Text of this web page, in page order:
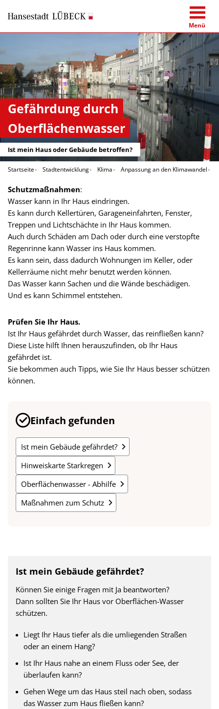
Menü
Gefährdung durch
Oberflächenwasser
Ist mein Haus oder Gebäude betroffen?
Startseite Stadtentwicklung Klima Anpassung an den Klimawandel
Schutzmaßnahmen:
Wasser kann in Ihr Haus eindringen.
Es kann durch Kellertüren, Garageneinfahrten, Fenster,
Treppen und Lichtschächte in Ihr Haus kommen.
Auch durch Schäden am Dach oder durch eine verstopfte
Regenrinne kann Wasser ins Haus kommen.
Es kann sein, dass dadurch Wohnungen im Keller, oder
Kellerräume nicht mehr benutzt werden können.
Das Wasser kann Sachen und die Wände beschädigen.
Und es kann Schimmel entstehen.
Prüfen Sie Ihr Haus.
Ist Ihr Haus gefährdet durch Wasser, das reinfließen kann?
Diese Liste hilft Ihnen herauszufinden, ob Ihr Haus
gefährdet ist.
Sie bekommen auch Tipps, wie Sie Ihr Haus besser schützen
können.
Einfach gefunden
Ist mein Gebäude gefährdet?
Hinweiskarte Starkregen
Oberflächenwasser - Abhilfe
Maßnahmen zum Schutz
Ist mein Gebäude gefährdet?
Können Sie einige Fragen mit Ja beantworten?
Dann sollten Sie Ihr Haus vor Oberflächen-Wasser
schützen.
Liegt Ihr Haus tiefer als die umliegenden Straßen
oder an einem Hang?
Ist Ihr Haus nahe an einem Fluss oder See, der
überlaufen kann?
Gehen Wege um das Haus steil nach oben, sodass
das Wasser zum Haus fließen kann?